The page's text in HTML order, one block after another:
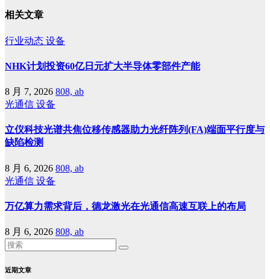
相关文章
行业动态 设备
NHK计划投资60亿日元扩大半导体零部件产能
8 月 7, 2026 808, ab
光通信 设备
立仪科技光谱共焦位移传感器助力光纤阵列(FA)端面平行度与
缺陷检测
8 月 6, 2026 808, ab
光通信 设备
万亿算力需求背后，德龙激光在光通信高速互联上的布局
8 月 6, 2026 808, ab
近期文章